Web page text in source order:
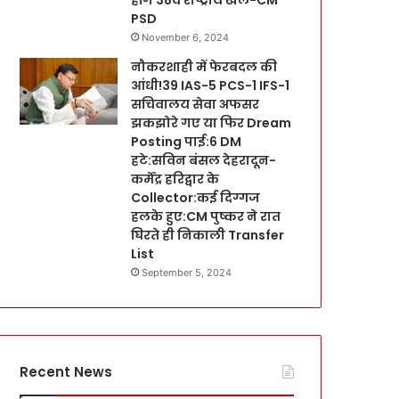
PSD
November 6, 2024
नौकरशाही में फेरबदल की
आंधी!39 IAS-5 PCS-1 IFS-1
सचिवालय सेवा अफसर
झकझोरे गए या फिर Dream
Posting पाई:6 DM
हटे:सविन बंसल देहरादून-
कर्मेंद्र हरिद्वार के
Collector:कई दिग्गज
हलके हुए:CM पुष्कर ने रात
घिरते ही निकाली Transfer
List
September 5, 2024
Recent News